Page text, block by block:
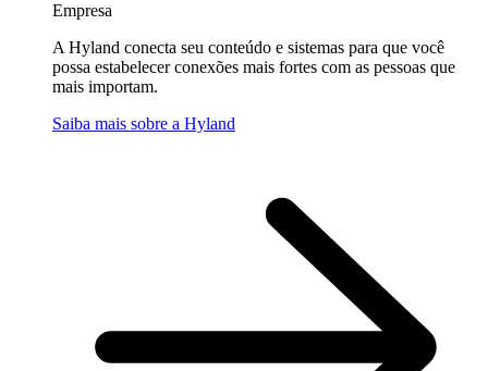
Empresa
A Hyland conecta seu conteúdo e sistemas para que você
possa estabelecer conexões mais fortes com as pessoas que
mais importam.
Saiba mais sobre a Hyland